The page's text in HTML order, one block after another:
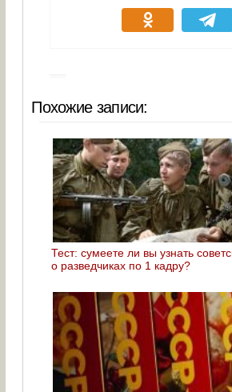
Похожие записи:
Тест: сумеете ли вы узнать
о разведчиках по 1 кадру?